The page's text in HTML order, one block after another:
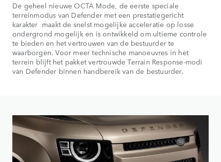
De geheel nieuwe OCTA Mode, de eerste speciale
terreinmodus van Defender met een prestatiegericht
karakter maakt de snelst mogelijke acceleratie op losse
ondergrond mogelijk en is ontwikkeld om ultieme controle
te bieden en het vertrouwen van de bestuurder te
waarborgen. Voor meer technische manoeuvres in het
terrein blijft het pakket vertrouwde Terrain Response-modi
van Defender binnen handbereik van de bestuurder.